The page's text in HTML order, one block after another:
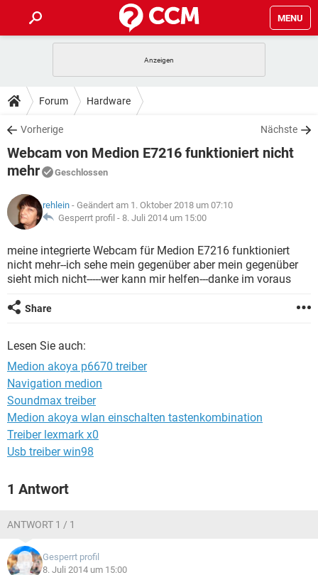
MENU
ANDROID
WINDOWS 10
WHATSAPP TIKTOK
FACEBOOK
TIPPS & TRICKS
SPIELE
WINDOWS 10
FACEBOOK HARDWARE
DOWNLOADS
SPIELE STREAMING
ANDROID
WINDOWS 10 INSTAGRAM
WHATSAPP
FACEBOOK HARDWARE
FORUM
ANDROID IOS
WHATSAPP TIKTOK
LEXIKON
SPIELE
ANDROID IOS
WINDOWS 10 INSTAGRAM
WHATSAPP
Forum Hardware
Vorherige Nächste
Webcam von Medion E7216 funktioniert nicht
mehr
Geschlossen
rehlein - Geändert am 1. Oktober 2018 um 07:10
Gesperrt profil - 8. Juli 2014 um 15:00
meine integrierte Webcam für Medion E7216 funktioniert
nicht mehr--ich sehe mein gegenüber aber mein gegenüber
sieht mich nicht-----wer kann mir helfen---danke im voraus
Share
Lesen Sie auch:
Medion akoya p6670 treiber
Navigation medion
Soundmax treiber
Medion akoya wlan einschalten tastenkombination
Treiber lexmark x0
Usb treiber win98
1 Antwort
ANTWORT 1 / 1
Gesperrt profil
8. Juli 2014 um 15:00